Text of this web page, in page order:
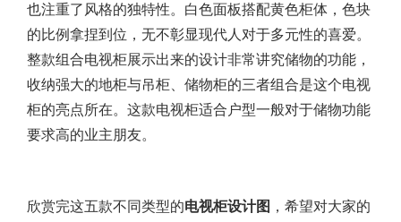
也注重了风格的独特性。白色面板搭配黄色柜体，色块
的比例拿捏到位，无不彰显现代人对于多元性的喜爱。
整款组合电视柜展示出来的设计非常讲究储物的功能，
收纳强大的地柜与吊柜、储物柜的三者组合是这个电视
柜的亮点所在。这款电视柜适合户型一般对于储物功能
要求高的业主朋友。
欣赏完这五款不同类型的电视柜设计图 ，希望对大家的